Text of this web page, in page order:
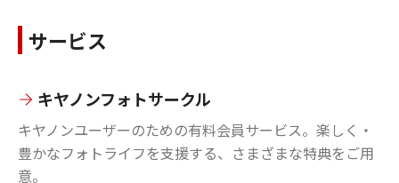
サービス
キヤノンフォトサークル
キヤノンユーザーのための有料会員サービス。楽しく・
豊かなフォトライフを支援する、さまざまな特典をご用
意。